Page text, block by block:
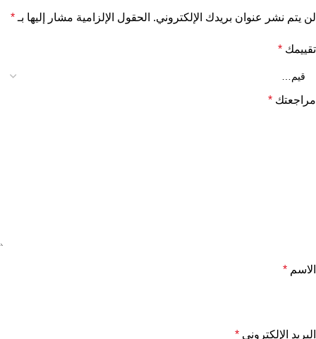
لن يتم نشر عنوان بريدك الإلكتروني. الحقول الإلزامية مشار إليها بـ *
تقييمك *
مراجعتك *
الاسم *
البريد الإلكتروني *